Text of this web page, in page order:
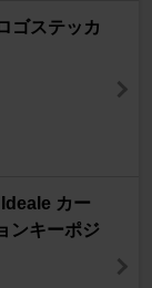
ゴステッカ
カー
ンキーポジ